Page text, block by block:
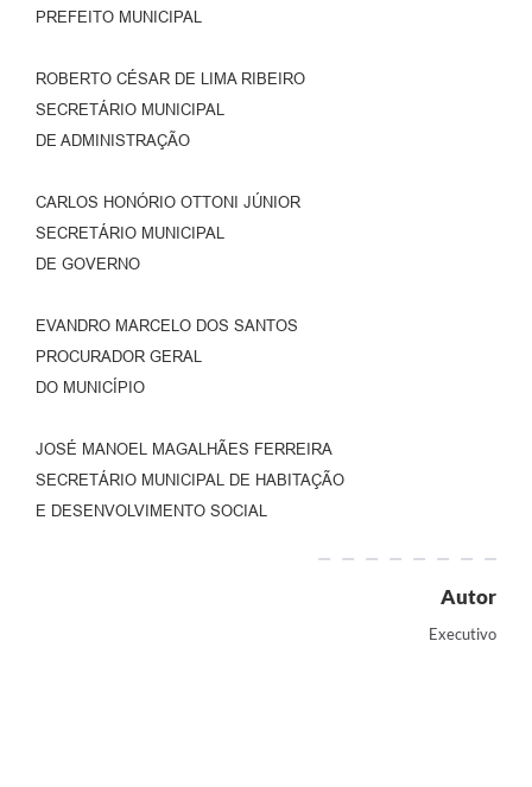
PREFEITO MUNICIPAL
ROBERTO CÉSAR DE LIMA RIBEIRO
SECRETÁRIO MUNICIPAL
DE ADMINISTRAÇÃO
CARLOS HONÓRIO OTTONI JÚNIOR
SECRETÁRIO MUNICIPAL
DE GOVERNO
EVANDRO MARCELO DOS SANTOS
PROCURADOR GERAL
DO MUNICÍPIO
JOSÉ MANOEL MAGALHÃES FERREIRA
SECRETÁRIO MUNICIPAL DE HABITAÇÃO
E DESENVOLVIMENTO SOCIAL
Autor
Executivo